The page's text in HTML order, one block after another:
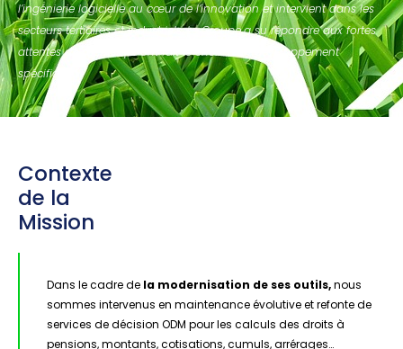
l’ingénierie logicielle au cœur de l’innovation et intervient dans les
secteurs tertiaires et industriels. Le Groupea su répondre aux fortes
attentes de clients qui ont fait le choix d’un développement
spécifique.
Contexte
de la
Mission
Dans le cadre de la modernisation de ses outils,nous
sommes intervenus en maintenance évolutive et refonte de
services de décision ODM pour les calculs des droits à
pensions, montants, cotisations, cumuls, arrérages…